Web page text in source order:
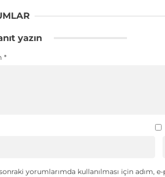
yazın
*
yorumlarımda kullanılması için adım,